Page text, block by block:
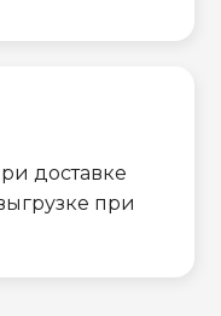
доставке
при